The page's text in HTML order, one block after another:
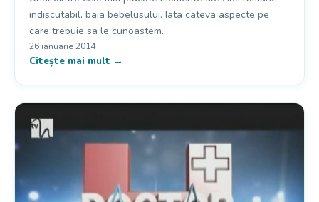
indiscutabil, baia bebelusului. Iata cateva aspecte pe
care trebuie sa le cunoastem.
26 ianuarie 2014
Citește mai mult →